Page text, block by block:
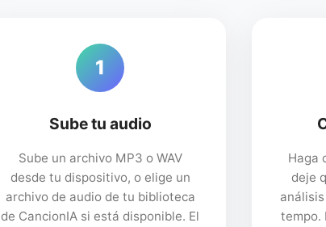
1
Sube tu audio
Sube un archivo MP3 o WAV
desde tu dispositivo, o elige un
archivo de audio de tu biblioteca
de CancionIA si está disponible. El
Haga
deje
tempo.